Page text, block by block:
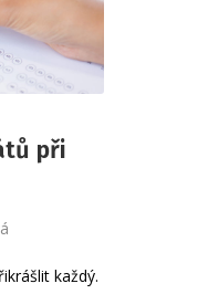
při
každý.